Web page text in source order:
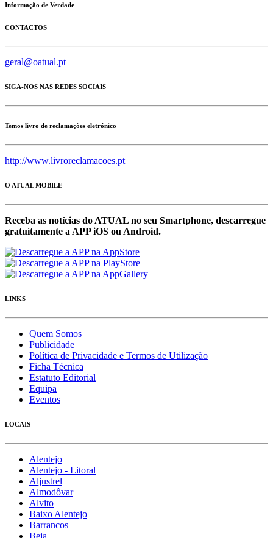
Informação de Verdade
CONTACTOS
geral@oatual.pt
SIGA-NOS NAS REDES SOCIAIS
Temos livro de reclamações eletrónico
http://www.livroreclamacoes.pt
O ATUAL MOBILE
Receba as notícias do ATUAL no seu Smartphone, descarregue
gratuítamente a APP iOS ou Android.
LINKS
Quem Somos
Publicidade
Política de Privacidade e Termos de Utilização
Ficha Técnica
Estatuto Editorial
Equipa
Eventos
LOCAIS
Alentejo
Alentejo - Litoral
Aljustrel
Almodôvar
Alvito
Baixo Alentejo
Barrancos